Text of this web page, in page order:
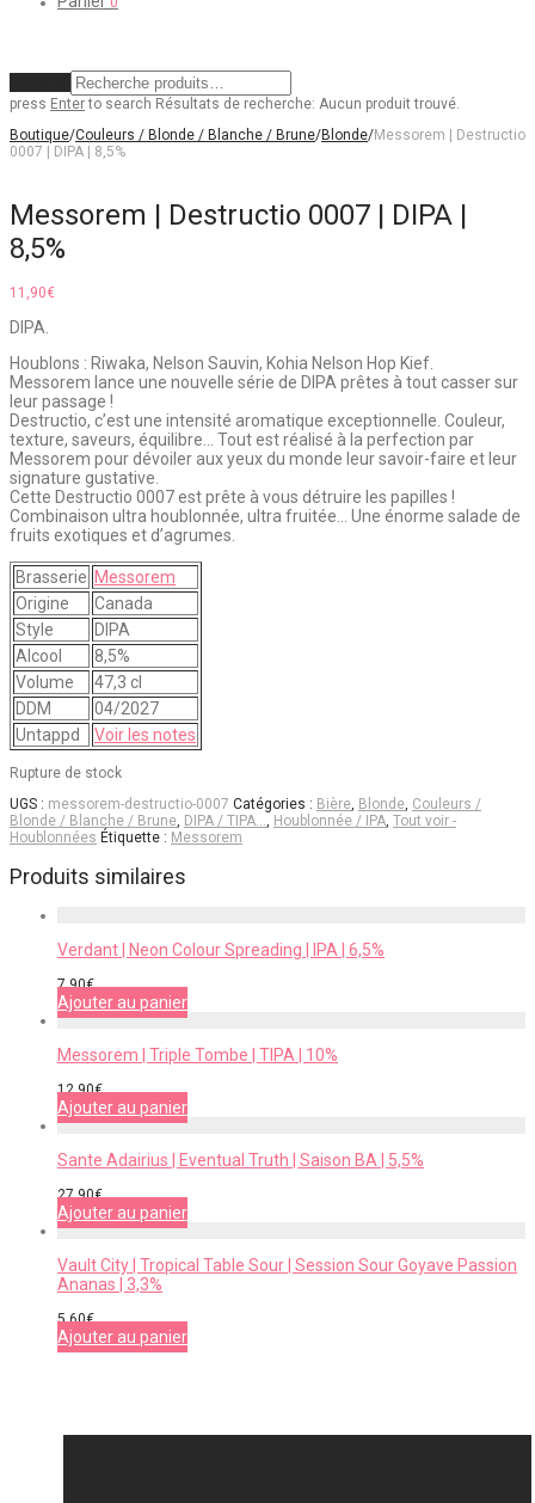
press Enterto search Résultats de recherche: Aucun produit trouvé.
Boutique/Couleurs / Blonde / Blanche / Brune/Blonde/Messorem | Destructio
0007 | DIPA | 8,5%
Messorem | Destructio 0007 | DIPA |
8,5%
11,90€
DIPA.
Houblons : Riwaka, Nelson Sauvin, Kohia Nelson Hop Kief.
Messorem lance une nouvelle série de DIPA prêtes à tout casser sur
leur passage !
Destructio, c’est une intensité aromatique exceptionnelle. Couleur,
texture, saveurs, équilibre… Tout est réalisé à la perfection par
Messorem pour dévoiler aux yeux du monde leur savoir-faire et leur
signature gustative.
Cette Destructio 0007 est prête à vous détruire les papilles !
Combinaison ultra houblonnée, ultra fruitée… Une énorme salade de
fruits exotiques et d’agrumes.
Brasserie Messorem
Origine
Canada
Style
DIPA
Alcool
8,5%
Volume
47,3 cl
DDM
04/2027
Untappd
Voir les notes
Rupture de stock
UGS : messorem-destructio-0007 Catégories : Bière, Blonde, Couleurs /
Blonde / Blanche / Brune, DIPA / TIPA…, Houblonnée / IPA, Tout voir -
Houblonnées Étiquette : Messorem
Produits similaires
Verdant | Neon Colour Spreading | IPA | 6,5%
7,90€
Ajouter au panier
Messorem | Triple Tombe | TIPA | 10%
12,90€
Ajouter au panier
Sante Adairius | Eventual Truth | Saison BA | 5,5%
27,90€
Ajouter au panier
Vault City | Tropical Table Sour | Session Sour Goyave Passion
Ananas | 3,3%
5,60€
Ajouter au panier